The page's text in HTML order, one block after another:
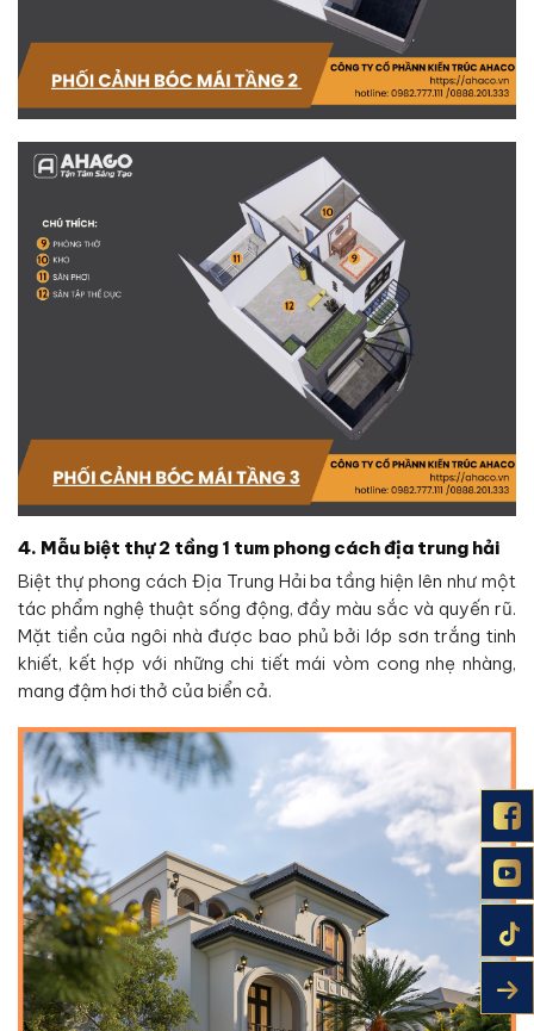
4. Mẫu biệt thự 2 tầng 1 tum phong cách địa trung hải
Biệt thự phong cách Địa Trung Hải ba tầng hiện lên như một
tác phẩm nghệ thuật sống động, đầy màu sắc và quyến rũ.
Mặt tiền của ngôi nhà được bao phủ bởi lớp sơn trắng tinh
khiết, kết hợp với những chi tiết mái vòm cong nhẹ nhàng,
mang đậm hơi thở của biển cả.